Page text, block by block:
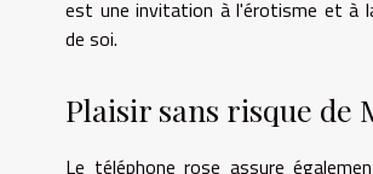
est une invitation à l'érotisme et à
de soi.
Plaisir sans risque de
Le téléphone rose assure